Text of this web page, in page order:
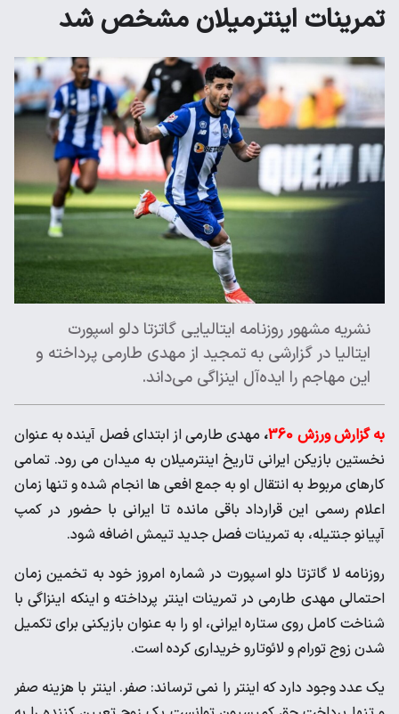
تمرینات اینترمیلان مشخص شد
نشریه مشهور روزنامه ایتالیایی گاتزتا دلو اسپورت
ایتالیا در گزارشی به تمجید از مهدی طارمی پرداخته و
این مهاجم را ایده‌آل اینزاگی می‌داند.
به گزارش ورزش 360 ، مهدی طارمی از ابتدای فصل آینده به عنوان
نخستین بازیکن ایرانی تاریخ اینترمیلان به میدان می رود. تمامی
کارهای مربوط به انتقال او به جمع افعی ها انجام شده و تنها زمان
اعلام رسمی این قرارداد باقی مانده تا ایرانی با حضور در کمپ
آپیانو جنتیله، به تمرینات فصل جدید تیمش اضافه شود.
روزنامه لا گاتزتا دلو اسپورت در شماره امروز خود به تخمین زمان
احتمالی مهدی طارمی در تمرینات اینتر پرداخته و اینکه اینزاگی با
شناخت کامل روی ستاره ایرانی، او را به عنوان بازیکنی برای تکمیل
شدن زوج تورام و لائوتارو خریداری کرده است.
یک عدد وجود دارد که اینتر را نمی ترساند: صفر. اینتر با هزینه صفر